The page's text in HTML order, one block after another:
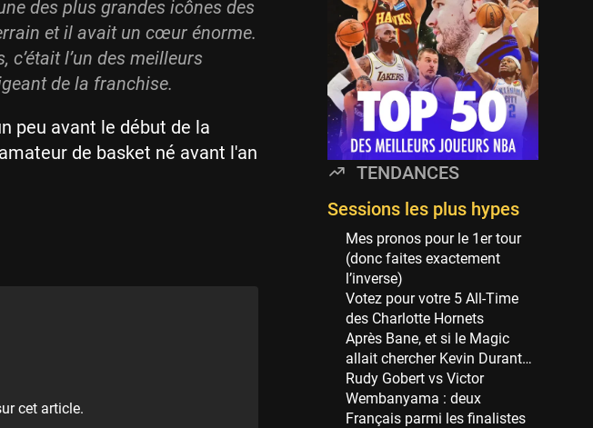
des plus grandes icônes des
et il avait un cœur énorme.
c’était l’un des meilleurs
de la franchise.
peu avant le début de la
de basket né avant l'an
cet article.
Golden State Warriors
113 sessions
Denver Nuggets
106 sessions
WNBA
97 sessions
Philadelphia Sixers
89 sessions
Milwaukee Bucks
82 sessions
Hoop Culture
73 sessions
Oklahoma City Thunder
69 sessions
Phoenix Suns
69 sessions
TENDANCES
Sessions les plus hypes
Mes pronos pour le 1er tour
(donc faites exactement
l’inverse)
Votez pour votre 5 All-Time
des Charlotte Hornets
Après Bane, et si le Magic
allait chercher Kevin Durant…
Rudy Gobert vs Victor
Wembanyama : deux
Français parmi les finalistes